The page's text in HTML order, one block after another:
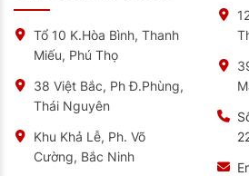
Với cơ sở hiện đại, được trang bị
thiết bị máy móc. NAT sẽ mang
những trải nghiệm tuyệt vời.
Chính sách bảo hành 7 năm
tuần sản xuất
Sản phẩm cho khả năng vận
đường và cảm giác lái ngay
ướt rất tốt.
Tổ 10 K.Hòa Bình, Thanh
Miếu, Phú Thọ
38 Việt Bắc, Ph Đ.Phùng,
Thái Nguyên
Khu Khả Lễ, Ph. Võ
Cường, Bắc Ninh